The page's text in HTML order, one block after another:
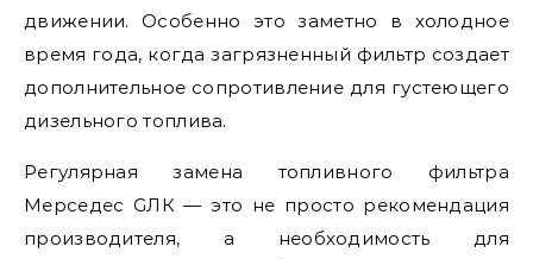
движении. Особенно это заметно в холодное
время года, когда загрязненный фильтр создает
дополнительное сопротивление для густеющего
дизельного топлива.
Регулярная замена топливного фильтра
Мерседес GЛК — это не просто рекомендация
производителя, а необходимость для